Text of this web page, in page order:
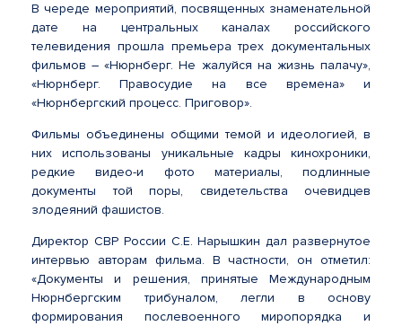
В череде мероприятий, посвященных знаменательной
дате на центральных каналах российского
телевидения прошла премьера трех документальных
фильмов – «Нюрнберг. Не жалуйся на жизнь палачу»,
«Нюрнберг. Правосудие на все времена» и
«Нюрнбергский процесс. Приговор».
Фильмы объединены общими темой и идеологией, в
них использованы уникальные кадры кинохроники,
редкие видео-и фото материалы, подлинные
документы той поры, свидетельства очевидцев
злодеяний фашистов.
Директор СВР России С.Е. Нарышкин дал развернутое
интервью авторам фильма. В частности, он отметил:
«Документы и решения, принятые Международным
Нюрнбергским трибуналом, легли в основу
формирования послевоенного миропорядка и